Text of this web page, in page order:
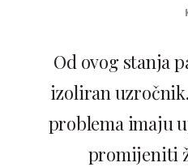
Od ovog stanja
izoliran
problema imaju
promijeniti